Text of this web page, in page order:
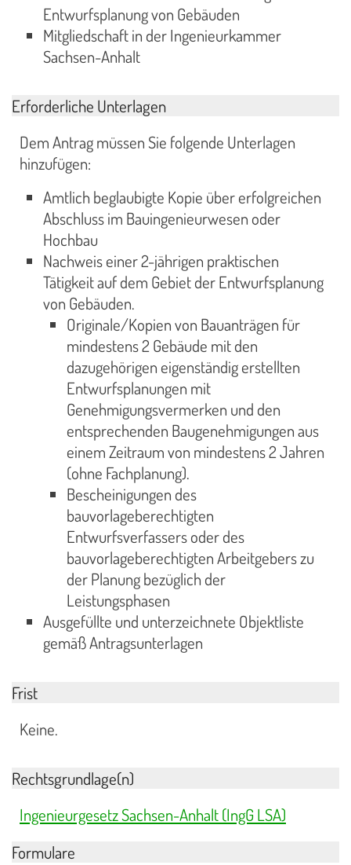
Entwurfsplanung von Gebäuden
Mitgliedschaft in der Ingenieurkammer
Sachsen-Anhalt
Erforderliche Unterlagen
Dem Antrag müssen Sie folgende Unterlagen
hinzufügen:
Amtlich beglaubigte Kopie über erfolgreichen
Abschluss im Bauingenieurwesen oder
Hochbau
Nachweis einer 2-jährigen praktischen
Tätigkeit auf dem Gebiet der Entwurfsplanung
von Gebäuden.
Originale/Kopien von Bauanträgen für
mindestens 2 Gebäude mit den
dazugehörigen eigenständig erstellten
Entwurfsplanungen mit
Genehmigungsvermerken und den
entsprechenden Baugenehmigungen aus
einem Zeitraum von mindestens 2 Jahren
(ohne Fachplanung).
Bescheinigungen des
bauvorlageberechtigten
Entwurfsverfassers oder des
bauvorlageberechtigten Arbeitgebers zu
der Planung bezüglich der
Leistungsphasen
Ausgefüllte und unterzeichnete Objektliste
gemäß Antragsunterlagen
Frist
Keine.
Rechtsgrundlage(n)
Ingenieurgesetz Sachsen-Anhalt (IngG LSA)
Formulare